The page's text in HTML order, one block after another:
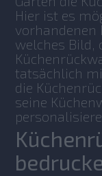
Hier ist es
vorhandenen
welches Bild,
tatsächlich
die
seine